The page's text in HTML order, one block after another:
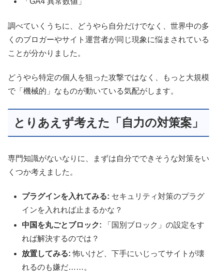
調べていくうちに、どうやら自分だけでなく、世界中の多
くのブロガーやサイト運営者が同じ現象に悩まされている
ことが分かりました。
どうやら特定の個人を狙った攻撃ではなく、もっと大規模
で「機械的」なものが動いている気配がします。
とりあえず考えた「自力の対策案」
専門知識がないなりに、まずは自分でできそうな対策をい
くつか考えました。
プラグインを入れてみる: セキュリティ対策のプラグ
インを入れれば止まるかな？
中国を丸ごとブロック: 「国別ブロック」の設定をす
れば解決するのでは？
放置してみる: 怖いけど、下手にいじってサイトが壊
れるのも嫌だ……。